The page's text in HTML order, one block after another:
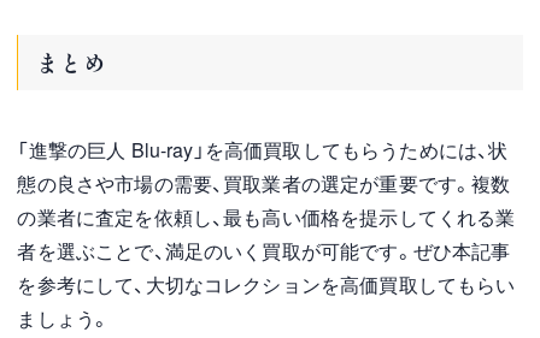
まとめ
「進撃の巨人 Blu-ray」を高価買取してもらうためには、状
態の良さや市場の需要、買取業者の選定が重要です。複数
の業者に査定を依頼し、最も高い価格を提示してくれる業
者を選ぶことで、満足のいく買取が可能です。ぜひ本記事
を参考にして、大切なコレクションを高価買取してもらい
ましょう。